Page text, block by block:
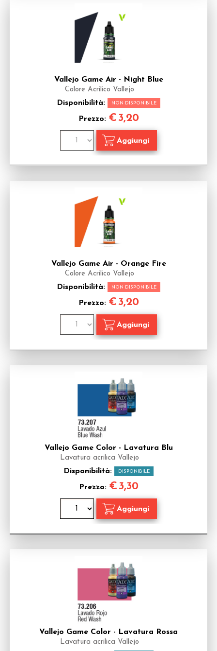
Vallejo Game Air - Night Blue
Colore Acrilico Vallejo
Disponibilità: NON DISPONIBILE
Prezzo: € 3,20
Vallejo Game Air - Orange Fire
Colore Acrilico Vallejo
Disponibilità: NON DISPONIBILE
Prezzo: € 3,20
Vallejo Game Color - Lavatura Blu
Lavatura acrilica Vallejo
Disponibilità: DISPONIBILE
Prezzo: € 3,30
Vallejo Game Color - Lavatura Rossa
Lavatura acrilica Vallejo